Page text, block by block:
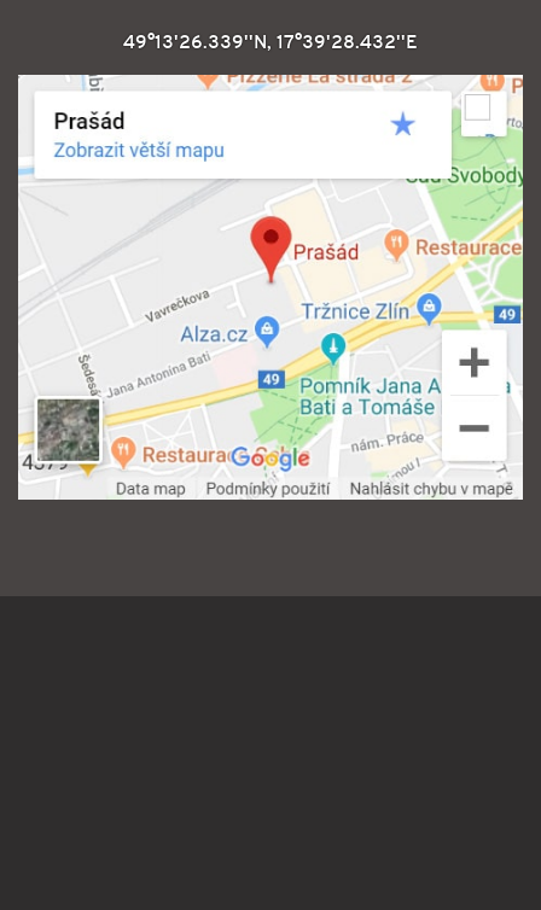
49°13'26.339''N, 17°39'28.432''E